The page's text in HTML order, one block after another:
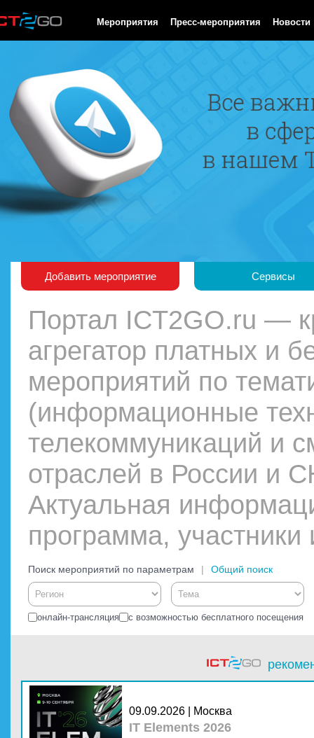
Мероприятия Пресс-мероприятия Новости
Добавить мероприятие Сервисы
Портал ICT2GO.ru —
агрегатор платных и
мероприятий по
(информационные
телекоммуникаций и
отраслей в России и
Актуальная
программа,
Поиск мероприятий по параметрам Общий поиск
онлайн-трансляция с возможностью бесплатного посещения
09.09.2026 | Москва
IT Elements 2026